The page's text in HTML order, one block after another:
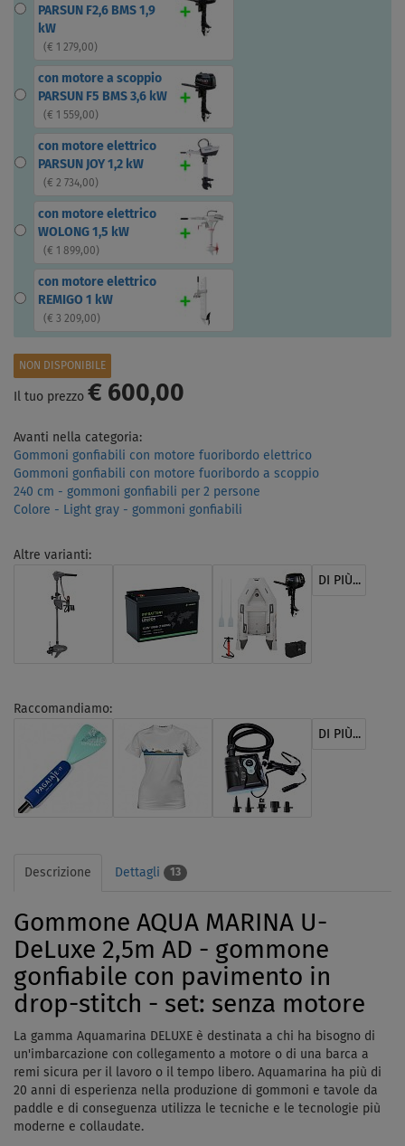
PARSUN F2,6 BMS 1,9
kW
( € 1 279,00)
con motore a scoppio
PARSUN F5 BMS 3,6 kW
( € 1 559,00)
con motore elettrico
PARSUN JOY 1,2 kW
( € 2 734,00)
con motore elettrico
WOLONG 1,5 kW
( € 1 899,00)
con motore elettrico
REMIGO 1 kW
( € 3 209,00)
NON DISPONIBILE
Il tuo prezzo € 600,00
Avanti nella categoria:
Gommoni gonfiabili con motore fuoribordo elettrico
Gommoni gonfiabili con motore fuoribordo a scoppio
240 cm - gommoni gonfiabili per 2 persone
Colore - Light gray - gommoni gonfiabili
Altre varianti:
DI PIÙ...
Raccomandiamo:
DI PIÙ...
Descrizione Dettagli 13
Gommone AQUA MARINA U-
DeLuxe 2,5m AD - gommone
gonfiabile con pavimento in
drop-stitch - set: senza motore
La gamma Aquamarina DELUXE è destinata a chi ha bisogno di
un'imbarcazione con collegamento a motore o di una barca a
remi sicura per il lavoro o il tempo libero. Aquamarina ha più di
20 anni di esperienza nella produzione di gommoni e tavole da
paddle e di conseguenza utilizza le tecniche e le tecnologie più
moderne e collaudate.